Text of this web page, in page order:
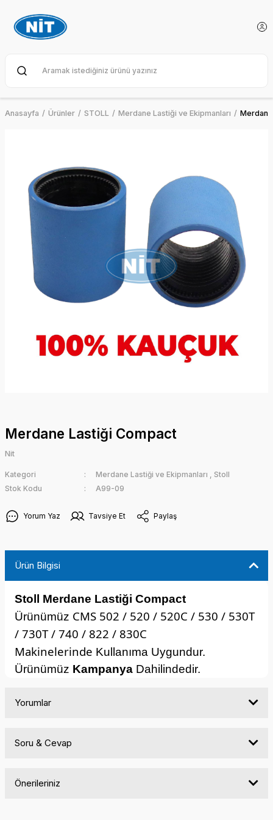
Anasayfa Ürünler STOLL Merdane Lastiği ve Ekipmanları
Merdane Lastiği Compact
Nit
Kategori Merdane Lastiği ve Ekipmanları
Stoll
Stok Kodu
A99-09
Yorum Yaz Tavsiye Et Paylaş
Ürün Bilgisi
Stoll Merdane Lastiği Compact
Ürünümüz CMS 502 / 520 / 520C / 530 / 530T
/ 730T / 740 / 822 / 830C
Makinelerinde Kullanıma Uygundur.
Ürünümüz Kampanya Dahilindedir.
Yorumlar
Soru & Cevap
Önerileriniz